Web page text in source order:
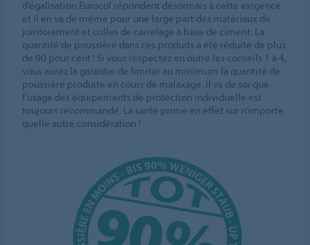
d’égalisation Eurocol répondent désormais à cette exigence
et il en va de même pour une large part des matériaux de
jointoiement et colles de carrelage à base de ciment. La
quantité de poussière dans ces produits a été réduite de plus
de 90 pour cent ! Si vous respectez en outre les conseils 1 à 4,
vous aurez la garantie de limiter au minimum la quantité de
poussière produite en cours de malaxage. Il va de soi que
l’usage des équipements de protection individuelle est
toujours recommandé. La santé prime en effet sur n’importe
quelle autre considération !